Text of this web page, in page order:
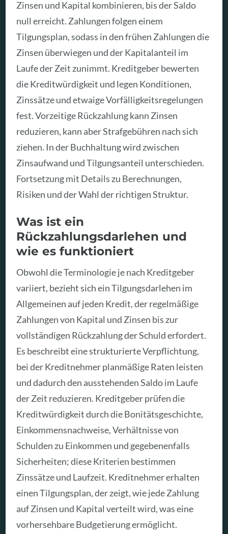
Zinsen und Kapital kombinieren, bis der Saldo
null erreicht. Zahlungen folgen einem
Tilgungsplan, sodass in den frühen Zahlungen die
Zinsen überwiegen und der Kapitalanteil im
Laufe der Zeit zunimmt. Kreditgeber bewerten
die Kreditwürdigkeit und legen Konditionen,
Zinssätze und etwaige Vorfälligkeitsregelungen
fest. Vorzeitige Rückzahlung kann Zinsen
reduzieren, kann aber Strafgebühren nach sich
ziehen. In der Buchhaltung wird zwischen
Zinsaufwand und Tilgungsanteil unterschieden.
Fortsetzung mit Details zu Berechnungen,
Risiken und der Wahl der richtigen Struktur.
Was ist ein
Rückzahlungsdarlehen und
wie es funktioniert
Obwohl die Terminologie je nach Kreditgeber
variiert, bezieht sich ein Tilgungsdarlehen im
Allgemeinen auf jeden Kredit, der regelmäßige
Zahlungen von Kapital und Zinsen bis zur
vollständigen Rückzahlung der Schuld erfordert.
Es beschreibt eine strukturierte Verpflichtung,
bei der Kreditnehmer planmäßige Raten leisten
und dadurch den ausstehenden Saldo im Laufe
der Zeit reduzieren. Kreditgeber prüfen die
Kreditwürdigkeit durch die Bonitätsgeschichte,
Einkommensnachweise, Verhältnisse von
Schulden zu Einkommen und gegebenenfalls
Sicherheiten; diese Kriterien bestimmen
Zinssätze und Laufzeit. Kreditnehmer erhalten
einen Tilgungsplan, der zeigt, wie jede Zahlung
auf Zinsen und Kapital verteilt wird, was eine
vorhersehbare Budgetierung ermöglicht.